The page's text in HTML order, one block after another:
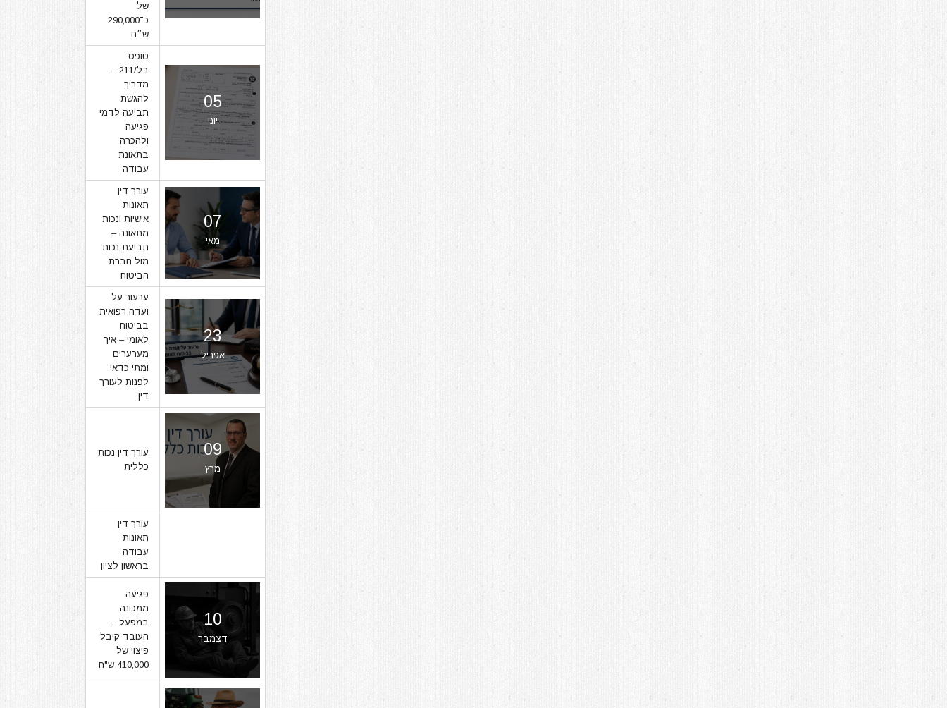
של
כ־290,000
ש״ח
05
יוני
טופס
בל/211 –
מדריך
להגשת
תביעה לדמי
פגיעה
ולהכרה
בתאונת
עבודה
07
מאי
עורך דין
תאונות
אישיות ונכות
מתאונה –
תביעת נכות
מול חברת
הביטוח
23
אפריל
ערעור על
ועדה רפואית
בביטוח
לאומי – איך
מערערים
ומתי כדאי
לפנות לעורך
דין
09
מרץ
עורך דין נכות
כללית
עורך דין
תאונות
עבודה
בראשון לציון
10
דצמבר
פגיעה
ממכונה
במפעל –
העובד קיבל
פיצוי של
410,000 ש"ח